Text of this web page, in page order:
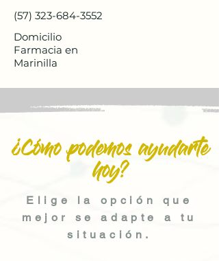
(57) 323-684-3552
Domicilio
Farmacia en
Marinilla
¿Cómo podemos ayudarte
hoy?
Elige la opción que
mejor se adapte a tu
situación.